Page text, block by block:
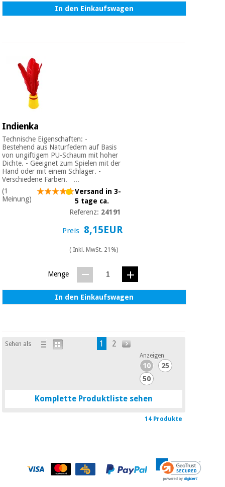
In den Einkaufswagen
Indienka
Technische Eigenschaften: -
Bestehend aus Naturfedern auf Basis
von ungiftigem PU-Schaum mit hoher
Dichte. - Geeignet zum Spielen mit der
Hand oder mit einem Schläger. -
Verschiedene Farben. ...
(1
Meinung)
Versand in 3-
5 tage ca.
Referenz: 24191
Preis 8,15EUR
( Inkl. MwSt. 21%)
Menge
In den Einkaufswagen
Sehen als 1 2
Anzeigen
10
25
50
Komplette Produktliste sehen
14 Produkte